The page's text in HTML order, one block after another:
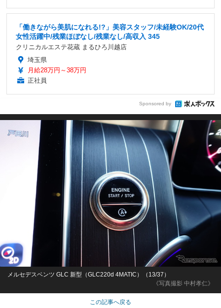
「働きながら美肌になれる!?」美容スタッフ/未経験OK/20代
女性活躍中/残業ほぼなし/残業なし/高収入 345
クリニカルエステ花蔵 まるひろ川越店
埼玉県
月給28万円～38万円
正社員
Sponsored by
《写真撮影 中村孝仁》
メルセデスベンツ GLC 新型（GLC220d 4MATIC）（13/37）
この記事へ戻る